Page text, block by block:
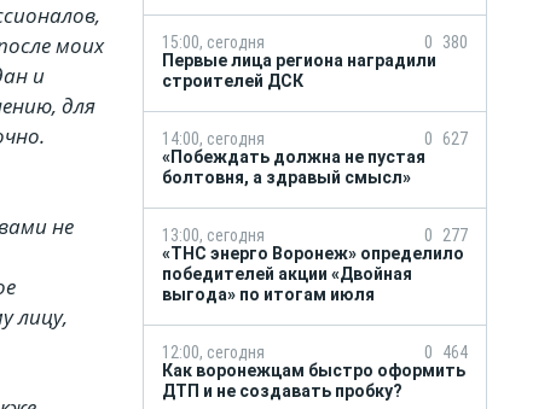
моих
и
для
не
лицу,
15:00, сегодня 0
380
Первые лица региона наградили
строителей ДСК
14:00, сегодня 0
627
«Побеждать должна не пустая
болтовня, а здравый смысл»
13:00, сегодня 0
277
«ТНС энерго Воронеж» определило
победителей акции «Двойная
выгода» по итогам июля
12:00, сегодня 0
464
Как воронежцам быстро оформить
ДТП и не создавать пробку?